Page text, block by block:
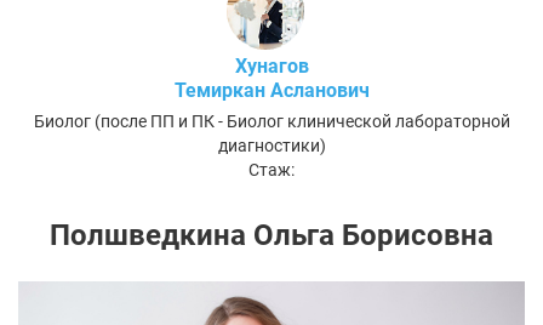
Хунагов
Темиркан Асланович
Биолог (после ПП и ПК - Биолог клинической лабораторной
диагностики)
Стаж:
Полшведкина Ольга Борисовна